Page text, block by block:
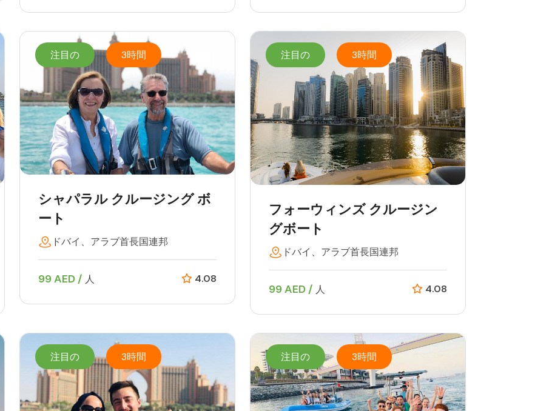
注目の 3時間
シャパラル クルージング ボ
ート
ドバイ、アラブ首長国連邦
99 AED / 人 4.08
注目の 3時間
フォーウィンズ クルージン
グボート
ドバイ、アラブ首長国連邦
99 AED / 人 4.08
注目の 3時間 注目の 3時間